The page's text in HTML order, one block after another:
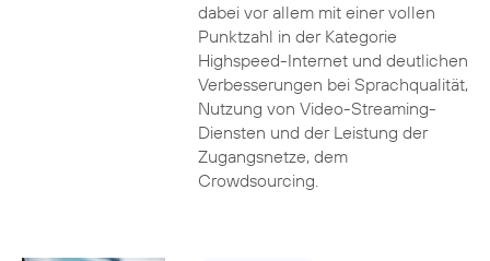
dabei vor allem mit einer vollen
Punktzahl in der Kategorie
Highspeed-Internet und deutlichen
Verbesserungen bei Sprachqualität,
Nutzung von Video-Streaming-
Diensten und der Leistung der
Zugangsnetze, dem
Crowdsourcing.